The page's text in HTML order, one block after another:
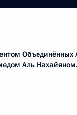
Объединённых
Аль Нахайяном.